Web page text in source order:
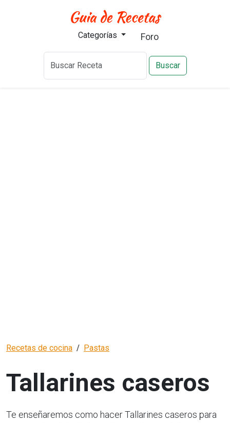
Categorías Foro
Buscar
Recetas de cocina Pastas
Tallarines caseros
Te enseñaremos como hacer Tallarines caseros para